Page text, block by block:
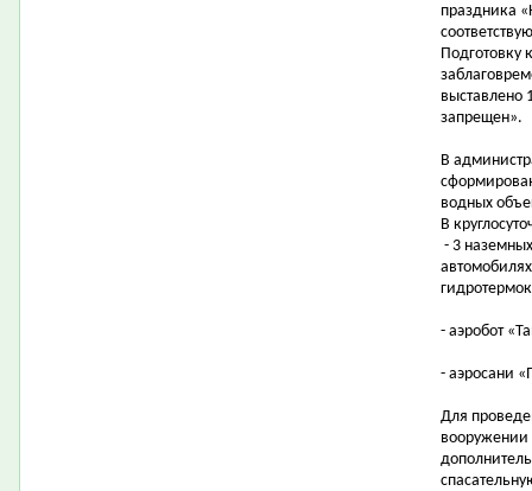
праздника
Подготовку
выставлено
запрещен».
В
водных
В
- 3
- аэробот
- аэросани
Для
вооружении